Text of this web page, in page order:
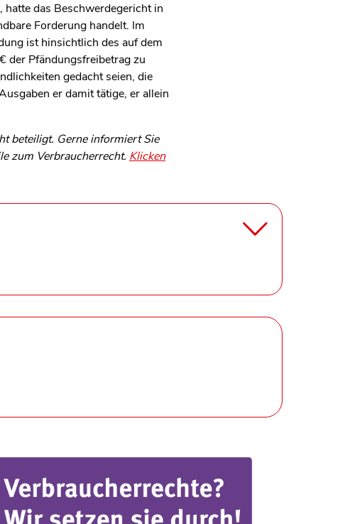
das Beschwerdegericht in
Forderung handelt. Im
ist hinsichtlich des auf dem
der Pfändungsfreibetrag zu
gedacht seien, die
er damit tätige, er allein
beteiligt. Gerne informiert Sie
zum Verbraucherrecht. Klicken